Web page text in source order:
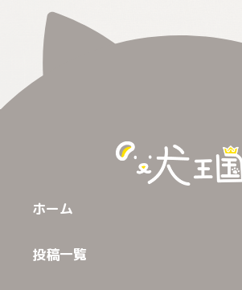
ホーム
投稿一覧